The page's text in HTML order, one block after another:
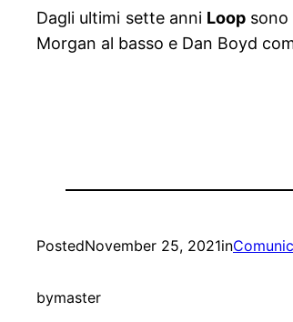
Dagli ultimi sette anni Loop sono
Morgan al basso e Dan Boyd
PostedNovember 25, 2021in
bymaster